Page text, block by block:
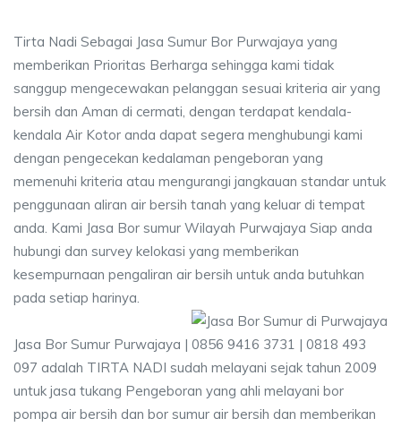
Tirta Nadi Sebagai Jasa Sumur Bor Purwajaya yang
memberikan Prioritas Berharga sehingga kami tidak
sanggup mengecewakan pelanggan sesuai kriteria air yang
bersih dan Aman di cermati, dengan terdapat kendala-
kendala Air Kotor anda dapat segera menghubungi kami
dengan pengecekan kedalaman pengeboran yang
memenuhi kriteria atau mengurangi jangkauan standar untuk
penggunaan aliran air bersih tanah yang keluar di tempat
anda. Kami Jasa Bor sumur Wilayah Purwajaya Siap anda
hubungi dan survey kelokasi yang memberikan
kesempurnaan pengaliran air bersih untuk anda butuhkan
pada setiap harinya.
Jasa Bor Sumur Purwajaya | 0856 9416 3731 | 0818 493
097 adalah TIRTA NADI sudah melayani sejak tahun 2009
untuk jasa tukang Pengeboran yang ahli melayani bor
pompa air bersih dan bor sumur air bersih dan memberikan